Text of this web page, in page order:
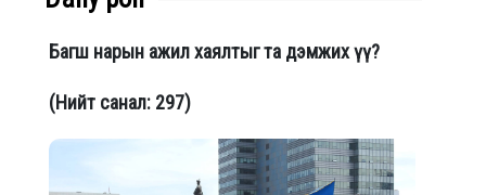
Багш нарын ажил хаялтыг та дэмжих үү?
(Нийт санал: 297)
цувралын
сайн найз
сээтэгнэхээ олчихвол найрчих ч
юм билүү